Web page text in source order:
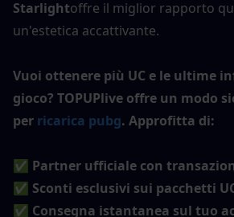
Starlightoffre il miglior rapporto
un'estetica accattivante.
Vuoi ottenere più UC e le ultime
gioco? TOPUPlive offre un modo
per ricarica pubg. Approfitta di:
✅ Partner ufficiale con
✅ Sconti esclusivi sui pacchetti
✅ Consegna istantanea sul tuo